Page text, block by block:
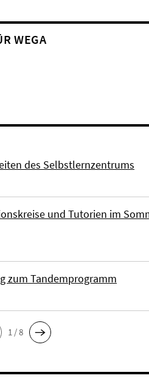
WEGA
des Selbstlernzentrums
und Tutorien im
zum Tandemprogramm
1 / 8